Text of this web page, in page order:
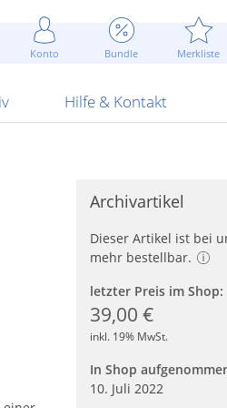
Konto Bundle Merkliste
Attrappen Blitzschnell...
Sommerpreise
ARS Pirotecnia
Hilfe & Kontakt
Kontaktformular
AGB
Archivartikel
Dieser Artikel ist bei
mehr bestellbar.
letzter Preis im Shop:
39,00 €
inkl. 19% MwSt.
In Shop
10. Juli 2022